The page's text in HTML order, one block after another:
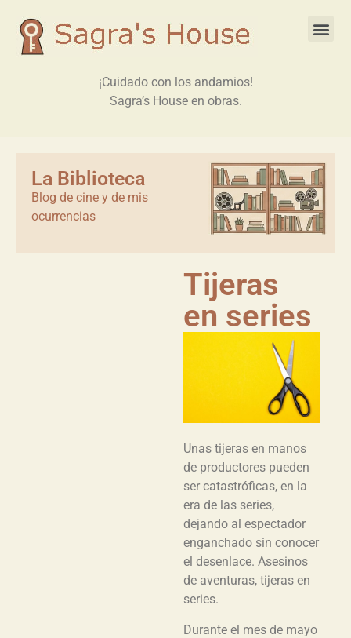
¡Cuidado con los andamios!
Sagra’s House en obras.
La Biblioteca
Blog de cine y de mis
ocurrencias
Tijeras
en series
Unas tijeras en manos
de productores pueden
ser catastróficas, en la
era de las series,
dejando al espectador
enganchado sin conocer
el desenlace. Asesinos
de aventuras, tijeras en
series.
Durante el mes de mayo